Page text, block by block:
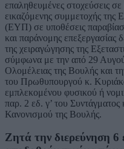
επαληθευμένες στοχεύσεις
εικαζόμενης συμμετοχής
(ΕΥΠ) σε υποθέσεις
και παράνομης
της χειραγώγησης της
σύμφωνα με την από 29
Ολομέλειας της Βουλής και
του Πρωθυπουργού κ.
εμπλεκομένου φυσικού ή
παρ. 2 εδ. γ’ του Συντάγματος
Κανονισμού της Βουλής.
Ζητά την διερεύνηση